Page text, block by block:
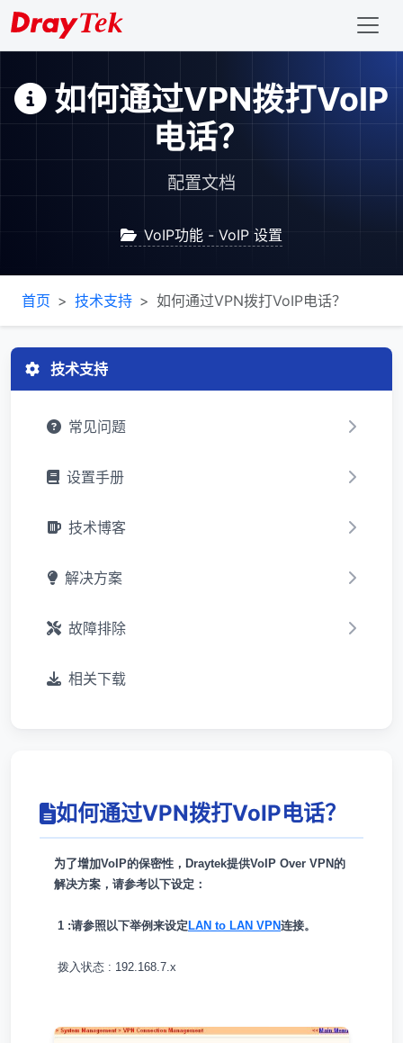
如何通过VPN拨打VoIP
电话？
配置文档
VoIP功能 - VoIP 设置
首页 技术支持 如何通过VPN拨打VoIP电话？
技术支持
常见问题
设置手册
技术博客
解决方案
故障排除
相关下载
如何通过VPN拨打VoIP电话？
为了增加VoIP的保密性，Draytek提供VoIP Over VPN的
解决方案，请参考以下设定：
1 :请参照以下举例来设定 LAN to LAN VPN连接。
拨入状态 : 192.168.7.x